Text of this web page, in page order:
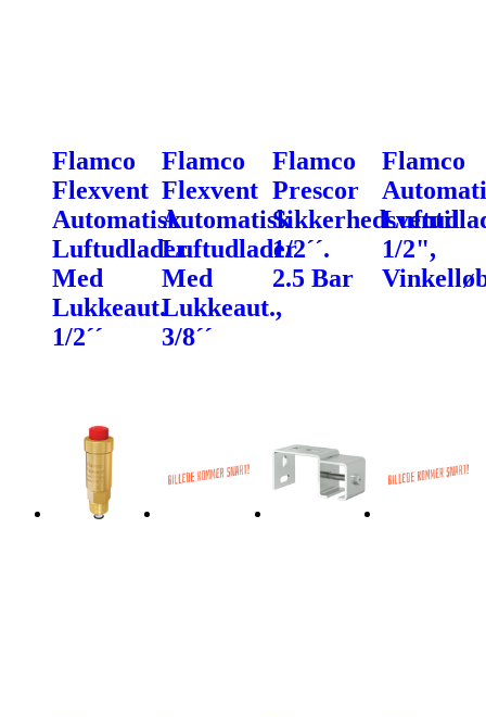
Flamco
Flexvent
Automatisk
Luftudlader
Med
Lukkeaut.
1/2´´
Flamco
Flexvent
Automatisk
Luftudlader
Med
Lukkeaut.,
3/8´´
Flamco
Prescor
Sikkerhedsventil
1/2´´.
2.5 Bar
Flamco
1/2",